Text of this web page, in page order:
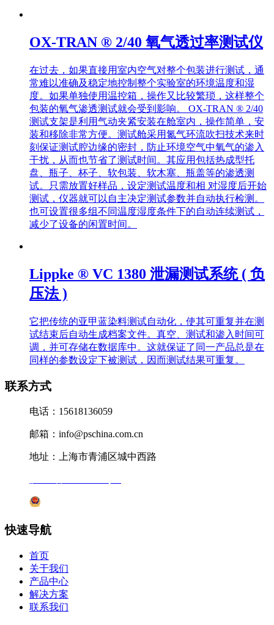
OX-TRAN ® 2/40 氧气透过率测试仪
在过去，如果直接用室内空气对整个包装进行测试，通
常难以准确及稳定地控制整个实验室的环境温度和湿
度。如果单独使用温控箱，操作又比较繁琐，这样整个
包装的氧气渗透测试就会受到影响。 OX-TRAN ® 2/40
测试支架是利用气动夹紧安装在舱室内，操作简单，安
装和移除非常方便。测试舱采用氮气环流吹扫技术来时
刻保证测试腔边缘的密封，防止环境空气中氧气的渗入
干扰，从而也节省了测试时间。其应用包括热成型托
盘、瓶子、杯子、软包装、软木塞、瓶盖等的渗透测
试。只需放置好样品，设定测试温度和相 对湿度后开始
测试，仪器就可以自主决定测试参数并自动执行检测。
也可设置很多组不同温度湿度条件下的自动连续测试，
减少了设备的闲置时间。
Lippke ® VC 1380 泄漏测试系统 ( 负
压法 )
它把传统的亚甲蓝染料测试自动化，使其可重复并在测
试结束后自动生成档案文件。真空、测试和渗入时间可
调，并可存储在数据库中。这就保证了同一产品总是在
同样的参数设定下被测试，因而测试结果可重复。
联系方式
电话：15618136059
邮箱：info@pschina.com.cn
地址：上海市青浦区城中西路
快速导航
首页
关于我们
产品中心
解决方案
联系我们